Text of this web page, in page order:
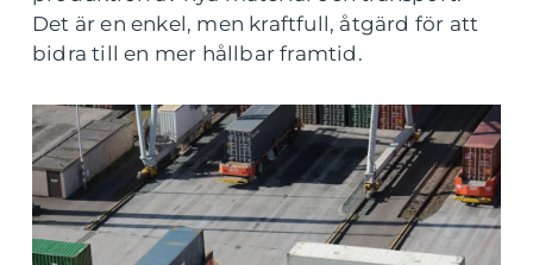
Det är en enkel, men kraftfull, åtgärd för att
bidra till en mer hållbar framtid.